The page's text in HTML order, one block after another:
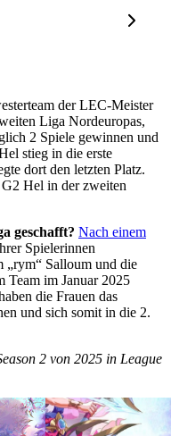
der LEC-Meister
Liga Nordeuropas,
2 Spiele gewinnen und
stieg in die erste
dort den letzten Platz.
Hel in der zweiten
geschafft? Nach einem
Spielerinnen
„rym“ Salloum und die
Team im Januar 2025
die Frauen das
und sich somit in die 2.
2 von 2025 in League